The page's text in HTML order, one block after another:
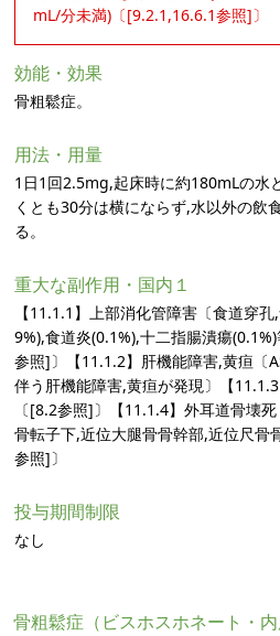
mL/分未満)〔[9.2.1,16.6.1参照]〕
効能・効果
骨粗鬆症。
用法・用量
1日1回2.5mg,起床時に約180mLの水
くとも30分は横にならず,水以外の飲
る。
重大な副作用・国内１
【11.1.1】上部消化管障害〔食道穿
9%),食道炎(0.1%),十二指腸潰瘍
参照]〕【11.1.2】肝機能障害,黄疸〔
伴う肝機能障害,黄疸が発現〕【
〔[8.2参照]〕【11.1.4】外耳道骨壊
骨転子下,近位大腿骨骨幹部,近位尺骨
参照]〕
投与期間制限
なし
骨粗鬆症（ビスホスホネート・